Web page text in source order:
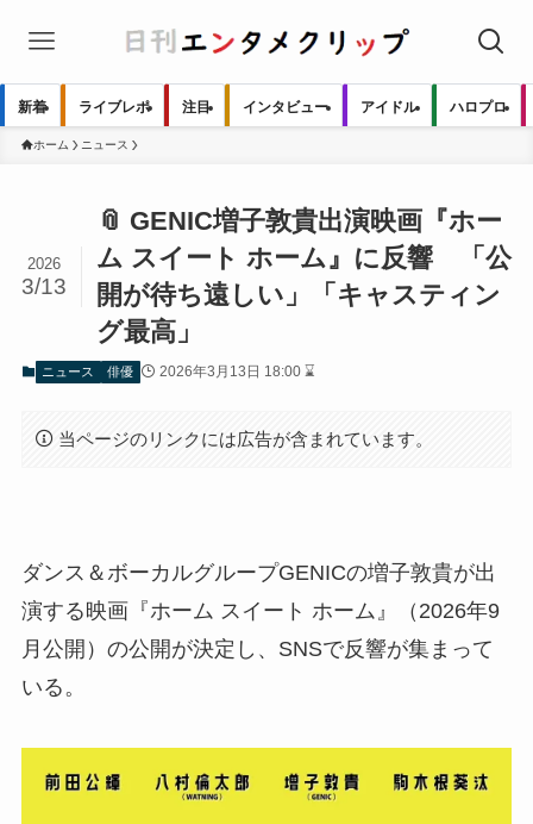
新着 ライブレポ 注目 インタビュー アイドル ハロプロ
ホーム ニュース
📎 GENIC増子敦貴出演映画『ホー
ム スイート ホーム』に反響 「公
開が待ち遠しい」「キャスティン
グ最高」
2026
3/13
ニュース 俳優 2026年3月13日 18:00 ⌛
当ページのリンクには広告が含まれています。
ダンス＆ボーカルグループGENICの増子敦貴が出
演する映画『ホーム スイート ホーム』（2026年9
月公開）の公開が決定し、SNSで反響が集まって
いる。